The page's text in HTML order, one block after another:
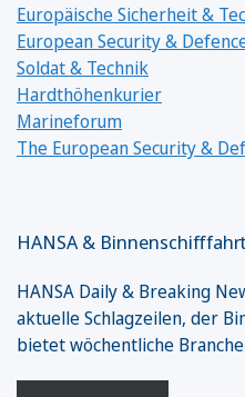
Europäische Sicherheit &
European Security &
Soldat & Technik
Hardthöhenkurier
Marineforum
The European Security &
HANSA &
HANSA Daily & Breaking
aktuelle Schlagzeilen, der
bietet wöchentliche